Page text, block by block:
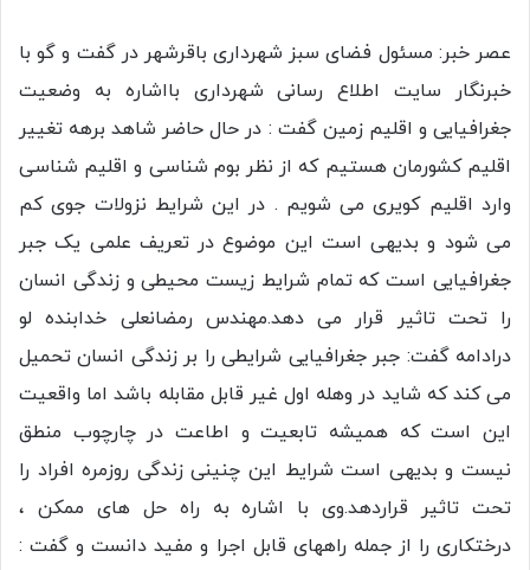
عصر خبر: مسئول فضای سبز شهرداری باقرشهر در گفت و گو با
خبرنگار سایت اطلاع رسانی شهرداری بااشاره به وضعیت
جغرافیایی و اقلیم زمین گفت : در حال حاضر شاهد برهه تغییر
اقلیم کشورمان هستیم که از نظر بوم شناسی و اقلیم شناسی
وارد اقلیم کویری می شویم . در این شرایط نزولات جوی کم
می شود و بدیهی است این موضوع در تعریف علمی یک جبر
جغرافیایی است که تمام شرایط زیست محیطی و زندگی انسان
را تحت تاثیر قرار می دهد.مهندس رمضانعلی خدابنده لو
درادامه گفت: جبر جغرافیایی شرایطی را بر زندگی انسان تحمیل
می کند که شاید در وهله اول غیر قابل مقابله باشد اما واقعیت
این است که همیشه تابعیت و اطاعت در چارچوب منطق
نیست و بدیهی است شرایط این چنینی زندگی روزمره افراد را
تحت تاثیر قراردهد.وی با اشاره به راه حل های ممکن ،
درختکاری را از جمله راههای قابل اجرا و مفید دانست و گفت :